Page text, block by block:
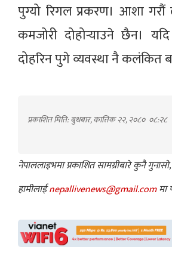
पुग्यो रिगल प्रकरण। आशा गरौं
कमजोरी दोहोर्‍याउने छैन।
दोहरिन पुगे व्यवस्था नै कलंकित
प्रकाशित मिति: बुधबार, कात्तिक २२, २०८० ०८:२८
नेपाललाइभमा प्रकाशित सामग्रीबारे कुनै
हामीलाईnepallivenews@gmail.comमा